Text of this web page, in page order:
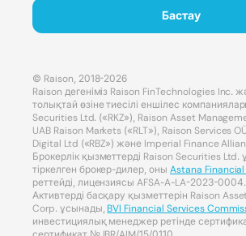
Бастау
© Raison, 2018-2026
Raison дегеніміз Raison FinTechnologies Inc.
толықтай өзіне тиесілі еншілес
Securities Ltd. («RKZ»), Raison Asset
UAB Raison Markets («RLT»), Raison Services
Digital Ltd («RBZ») және Imperial Finance
Брокерлік қызметтерді Raison Securities Ltd.
тіркелген брокер-дилер, оны Astana
реттейді, лицензиясы AFSA-A-LA-2023-0004.
Активтерді басқару қызметтерін Raison
Corp. ұсынады,BVI Financial Services
инвестициялық менеджер ретінде